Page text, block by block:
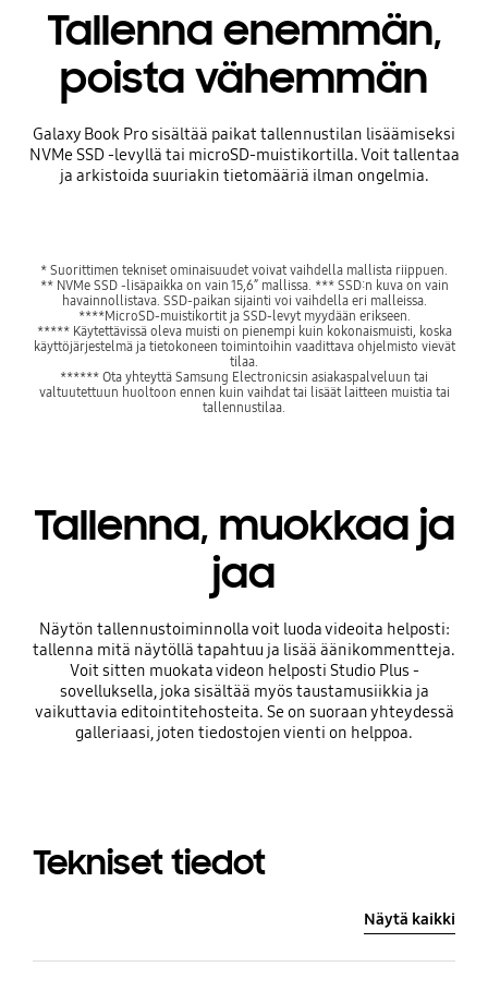
Tallenna enemmän,
poista vähemmän
Galaxy Book Pro sisältää paikat tallennustilan lisäämiseksi
NVMe SSD -levyllä tai microSD-muistikortilla. Voit tallentaa
ja arkistoida suuriakin tietomääriä ilman ongelmia.
* Suorittimen tekniset ominaisuudet voivat vaihdella mallista riippuen.
** NVMe SSD -lisäpaikka on vain 15,6” mallissa. *** SSD:n kuva on vain
havainnollistava. SSD-paikan sijainti voi vaihdella eri malleissa.
****MicroSD-muistikortit ja SSD-levyt myydään erikseen.
***** Käytettävissä oleva muisti on pienempi kuin kokonaismuisti, koska
käyttöjärjestelmä ja tietokoneen toimintoihin vaadittava ohjelmisto vievät
tilaa.
****** Ota yhteyttä Samsung Electronicsin asiakaspalveluun tai
valtuutettuun huoltoon ennen kuin vaihdat tai lisäät laitteen muistia tai
tallennustilaa.
Tallenna, muokkaa ja
jaa
Näytön tallennustoiminnolla voit luoda videoita helposti:
tallenna mitä näytöllä tapahtuu ja lisää äänikommentteja.
Voit sitten muokata videon helposti Studio Plus -
sovelluksella, joka sisältää myös taustamusiikkia ja
vaikuttavia editointitehosteita. Se on suoraan yhteydessä
galleriaasi, joten tiedostojen vienti on helppoa.
Tekniset tiedot
Näytä kaikki